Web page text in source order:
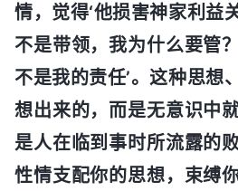
情，觉得‘他损害神家利益
不是带领，我为什么要管
不是我的责任’。这种思想
想出来的，而是无意识中
是人在临到事时所流露的
性情支配你的思想，束缚